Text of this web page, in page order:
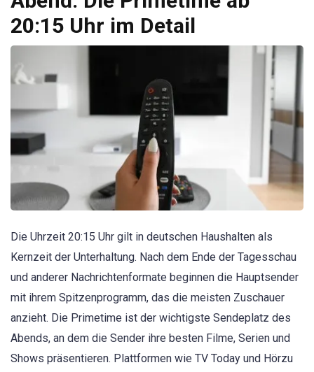
20:15 Uhr im Detail
Die Uhrzeit 20:15 Uhr gilt in deutschen Haushalten als
Kernzeit der Unterhaltung. Nach dem Ende der Tagesschau
und anderer Nachrichtenformate beginnen die Hauptsender
mit ihrem Spitzenprogramm, das die meisten Zuschauer
anzieht. Die Primetime ist der wichtigste Sendeplatz des
Abends, an dem die Sender ihre besten Filme, Serien und
Shows präsentieren. Plattformen wie TV Today und Hörzu